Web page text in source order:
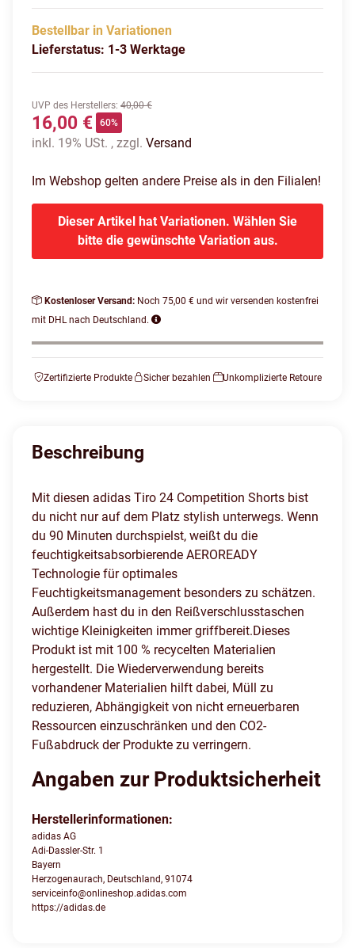
Bestellbar in Variationen
Lieferstatus: 1-3 Werktage
UVP des Herstellers: 40,00 €
16,00 € 60%
inkl. 19% USt. , zzgl. Versand
Im Webshop gelten andere Preise als in den Filialen!
Dieser Artikel hat Variationen. Wählen Sie
bitte die gewünschte Variation aus.
Kostenloser Versand: Noch 75,00 € und wir versenden kostenfrei
mit DHL nach Deutschland.
Zertifizierte Produkte Sicher bezahlen Unkomplizierte Retoure
Beschreibung
Mit diesen adidas Tiro 24 Competition Shorts bist
du nicht nur auf dem Platz stylish unterwegs. Wenn
du 90 Minuten durchspielst, weißt du die
feuchtigkeitsabsorbierende AEROREADY
Technologie für optimales
Feuchtigkeitsmanagement besonders zu schätzen.
Außerdem hast du in den Reißverschlusstaschen
wichtige Kleinigkeiten immer griffbereit.Dieses
Produkt ist mit 100 % recycelten Materialien
hergestellt. Die Wiederverwendung bereits
vorhandener Materialien hilft dabei, Müll zu
reduzieren, Abhängigkeit von nicht erneuerbaren
Ressourcen einzuschränken und den CO2-
Fußabdruck der Produkte zu verringern.
Angaben zur Produktsicherheit
Herstellerinformationen:
adidas AG
Adi-Dassler-Str. 1
Bayern
Herzogenaurach, Deutschland, 91074
serviceinfo@onlineshop.adidas.com
https://adidas.de